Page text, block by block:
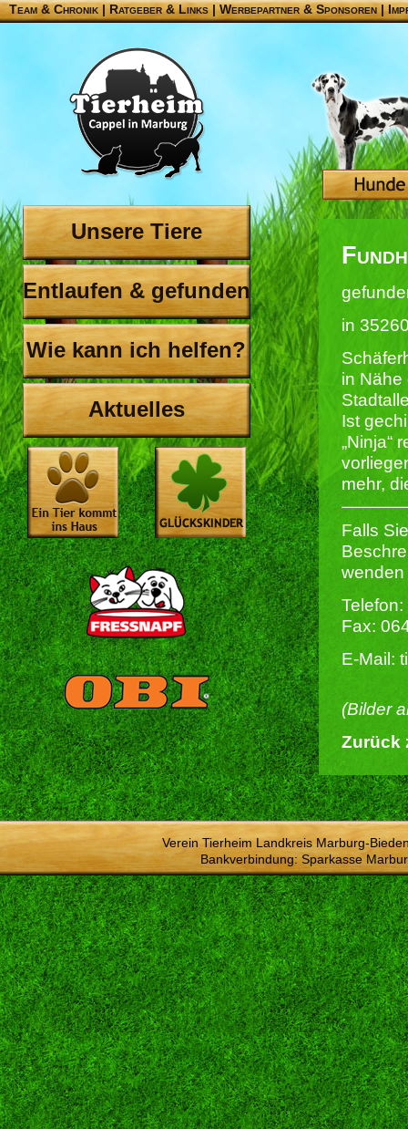
Team & Chronik |Ratgeber & Links|Werbepartner & Sponsoren|
Unsere Tiere
Entlaufen & gefunden
Wie kann ich helfen?
Aktuelles
in
in Nähe
Ist
„Ninja“
mehr,
Falls
wenden
Fax:
E-Mail:
(Bilder
Zurück
Verein Tierheim Landkreis Marburg-
Bankverbindung: Sparkasse